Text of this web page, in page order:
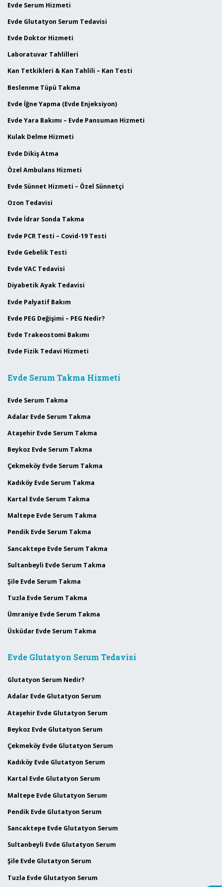
Evde Serum Hizmeti
Evde Glutatyon Serum Tedavisi
Evde Doktor Hizmeti
Laboratuvar Tahlilleri
Kan Tetkikleri & Kan Tahlili – Kan Testi
Beslenme Tüpü Takma
Evde İğne Yapma (Evde Enjeksiyon)
Evde Yara Bakımı – Evde Pansuman Hizmeti
Kulak Delme Hizmeti
Evde Dikiş Atma
Özel Ambulans Hizmeti
Evde Sünnet Hizmeti – Özel Sünnetçi
Ozon Tedavisi
Evde İdrar Sonda Takma
Evde PCR Testi – Covid-19 Testi
Evde Gebelik Testi
Evde VAC Tedavisi
Diyabetik Ayak Tedavisi
Evde Palyatif Bakım
Evde PEG Değişimi – PEG Nedir?
Evde Trakeostomi Bakımı
Evde Fizik Tedavi Hizmeti
Evde Serum Takma Hizmeti
Evde Serum Takma
Adalar Evde Serum Takma
Ataşehir Evde Serum Takma
Beykoz Evde Serum Takma
Çekmeköy Evde Serum Takma
Kadıköy Evde Serum Takma
Kartal Evde Serum Takma
Maltepe Evde Serum Takma
Pendik Evde Serum Takma
Sancaktepe Evde Serum Takma
Sultanbeyli Evde Serum Takma
Şile Evde Serum Takma
Tuzla Evde Serum Takma
Ümraniye Evde Serum Takma
Üsküdar Evde Serum Takma
Evde Glutatyon Serum Tedavisi
Glutatyon Serum Nedir?
Adalar Evde Glutatyon Serum
Ataşehir Evde Glutatyon Serum
Beykoz Evde Glutatyon Serum
Çekmeköy Evde Glutatyon Serum
Kadıköy Evde Glutatyon Serum
Kartal Evde Glutatyon Serum
Maltepe Evde Glutatyon Serum
Pendik Evde Glutatyon Serum
Sancaktepe Evde Glutatyon Serum
Sultanbeyli Evde Glutatyon Serum
Şile Evde Glutatyon Serum
Tuzla Evde Glutatyon Serum